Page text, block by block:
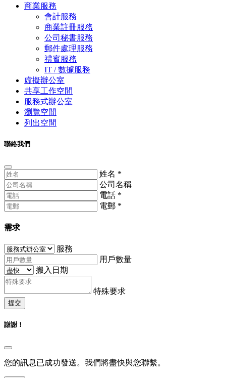
商業服務
會計服務
商業註冊服務
公司秘書服務
郵件處理服務
禮賓服務
IT / 數據服務
虛擬辦公室
共享工作空間
服務式辦公室
瀏覽空間
列出空間
聯絡我們
姓名 *
公司名稱
電話 *
電郵 *
需求
服務
用戶數量
搬入日期
特殊要求
提交
謝謝！
您的訊息已成功發送。我們將盡快與您聯繫。